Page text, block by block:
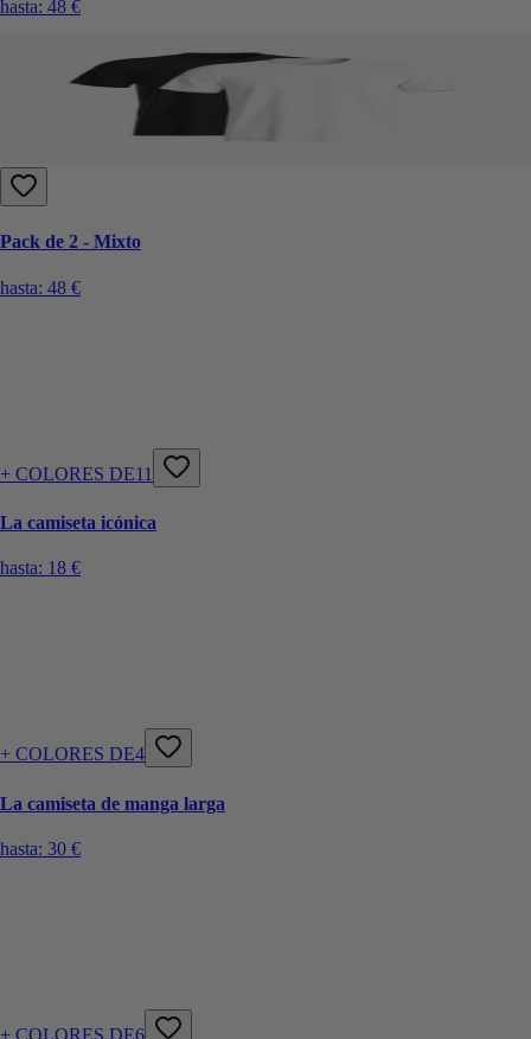
hasta: 48 €
Pack de 2 - Mixto
hasta: 48 €
+ COLORES DE11
La camiseta icónica
hasta: 18 €
+ COLORES DE4
La camiseta de manga larga
hasta: 30 €
+ COLORES DE6